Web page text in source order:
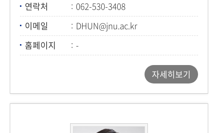
연락처
062-530-3408
이메일
DHUN@jnu.ac.kr
홈페이지
-
자세히보기